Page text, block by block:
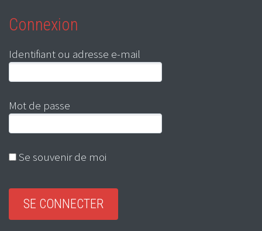
Connexion
Identifiant ou adresse e-mail
Mot de passe
Se souvenir de moi